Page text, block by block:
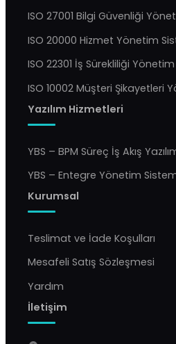
ISO 27001 Bilgi Güvenliği
ISO 20000 Hizmet Yönetim
ISO 22301 İş Sürekliliği
ISO 10002 Müşteri Şikayetleri
Yazılım Hizmetleri
YBS – BPM Süreç İş Akış
YBS – Entegre Yönetim
Kurumsal
Teslimat ve İade Koşulları
Mesafeli Satış Sözleşmesi
Yardım
İletişim